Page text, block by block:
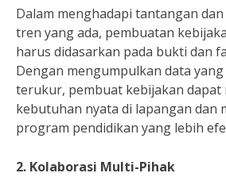
Dalam menghadapi tantangan
tren yang ada, pembuatan
harus didasarkan pada bukti dan
Dengan mengumpulkan data
terukur, pembuat kebijakan dapat
kebutuhan nyata di lapangan dan
program pendidikan yang lebih
2. Kolaborasi Multi-Pihak